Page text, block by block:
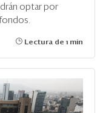
optar por
Lectura de 1 min